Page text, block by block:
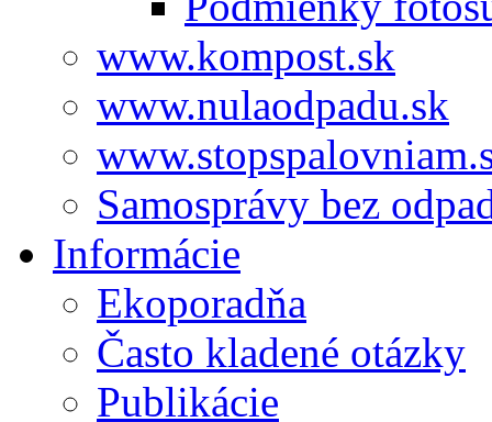
www.kompost.sk
www.nulaodpadu.sk
Samosprávy bez
Informácie
Ekoporadňa
Často kladené otázky
Publikácie